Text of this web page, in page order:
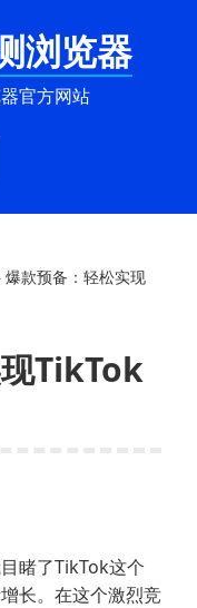
浏览器
官方网站
爆款预备：轻松实现
TikTok
睹了TikTok这个
长。在这个激烈竞